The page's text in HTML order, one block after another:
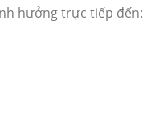
hưởng trực tiếp đến: